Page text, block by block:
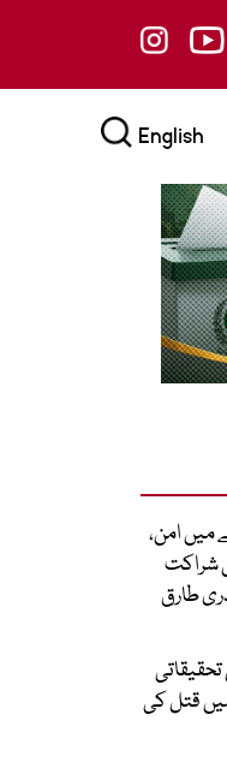
English
میں امن،
شراکت
طارق
قتل کی